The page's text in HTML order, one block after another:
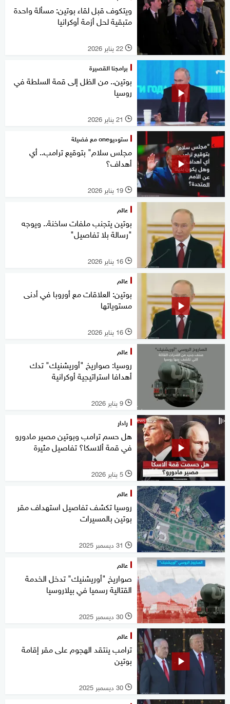
ويتكوف قبل لقاء بوتين: مسألة واحدة
متبقية لحل أزمة أوكرانيا
l 22 يناير 2026
برامجنا القصيرة
بوتين.. من الظل إلى قمة السلطة في
روسيا
l 21 يناير 2026
ستوديوone مع فضيلة
مجلس سلام" بتوقيع ترامب.. أي
أهداف؟
l 19 يناير 2026
عالم
بوتين يتجنب ملفات ساخنة.. ويوجه
"رسالة بلا تفاصيل"
l 16 يناير 2026
عالم
بوتين: العلاقات مع أوروبا في أدنى
مستوياتها
l 16 يناير 2026
عالم
روسيا: صواريخ "أوريشنيك" تدك
أهدافا استراتيجية أوكرانية
l 9 يناير 2026
رادار
هل حسم ترامب وبوتين مصير مادورو
في قمة ألاسكا؟ تفاصيل مثيرة
l 5 يناير 2026
عالم
روسيا تكشف تفاصيل استهداف مقر
بوتين بالمسيرات
l 31 ديسمبر 2025
عالم
صواريخ "أوريشنيك" تدخل الخدمة
القتالية رسميا في بيلاروسيا
l 30 ديسمبر 2025
عالم
ترامب ينتقد الهجوم على مقر إقامة
بوتين
l 30 ديسمبر 2025